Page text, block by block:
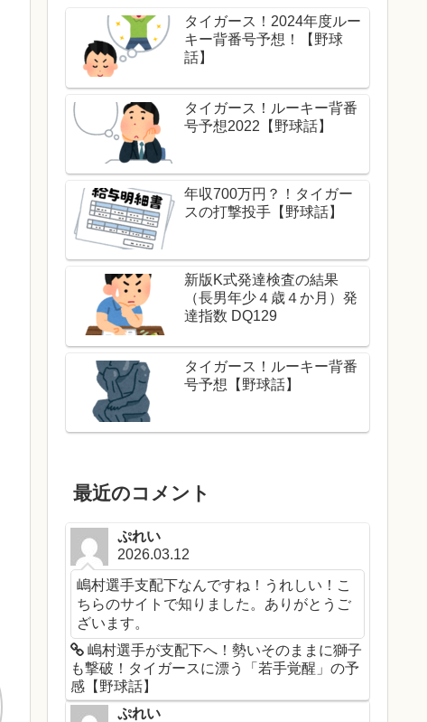
タイガース！2024年度ルー
キー背番号予想！【野球
話】
タイガース！ルーキー背番
号予想2022【野球話】
年収700万円？！タイガー
スの打撃投手【野球話】
新版K式発達検査の結果
（長男年少４歳４か月）発
達指数 DQ129
タイガース！ルーキー背番
号予想【野球話】
最近のコメント
ぷれい
2026.03.12
嶋村選手支配下なんですね！うれしい！こ
ちらのサイトで知りました。ありがとうご
ざいます。
嶋村選手が支配下へ！勢いそのままに獅子
も撃破！タイガースに漂う「若手覚醒」の予
感【野球話】
ぷれい